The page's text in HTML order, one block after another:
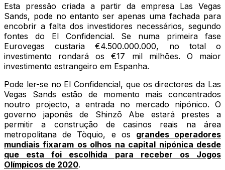
Esta pressão criada a partir da empresa Las Vegas
Sands, pode no entanto ser apenas uma fachada para
encobrir a falta dos investidores necessários, segundo
fontes do El Confidencial. Se numa primeira fase
Eurovegas custaria €4.500.000.000, no total o
investimento rondará os €17 mil milhões. O maior
investimento estrangeiro em Espanha.
Pode ler-seno El Confidencial, que os directores da Las
Vegas Sands estão de momento mais concentrados
noutro projecto, a entrada no mercado nipónico. O
governo japonês de Shinzō Abe estará prestes a
permitir a construção de casinos reais na área
metropolitana de Tòquio, e os grandes operadores
mundiais fixaram os olhos na capital nipónica desde
que esta foi escolhida para receber os Jogos
Olímpicos de 2020.